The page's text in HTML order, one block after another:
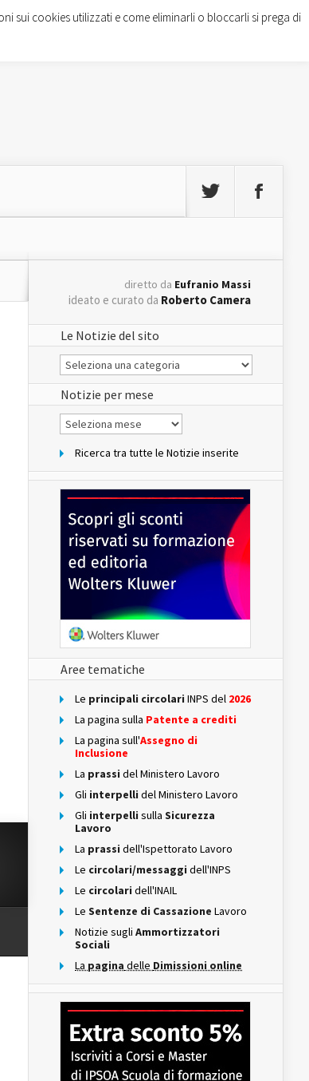
diretto da Eufranio Massi
ideato e curato da Roberto Camera
Le Notizie del sito
Le
Notizie
del
sito
Notizie per mese
Notizie
per
Ricerca tra tutte le Notizie inserite
Aree tematiche
Le principali circolari INPS del 2026
La pagina sulla Patente a crediti
La pagina sull'Assegno di
Inclusione
La prassi del Ministero Lavoro
Gli interpelli del Ministero Lavoro
Gli interpelli sulla Sicurezza
Lavoro
La prassi dell'Ispettorato Lavoro
Le circolari/messaggi dell'INPS
Le circolari dell'INAIL
Le Sentenze di Cassazione Lavoro
Notizie sugli Ammortizzatori
Sociali
La pagina delle Dimissioni online
sui cookies utilizzati e come eliminarli o bloccarli si prega di